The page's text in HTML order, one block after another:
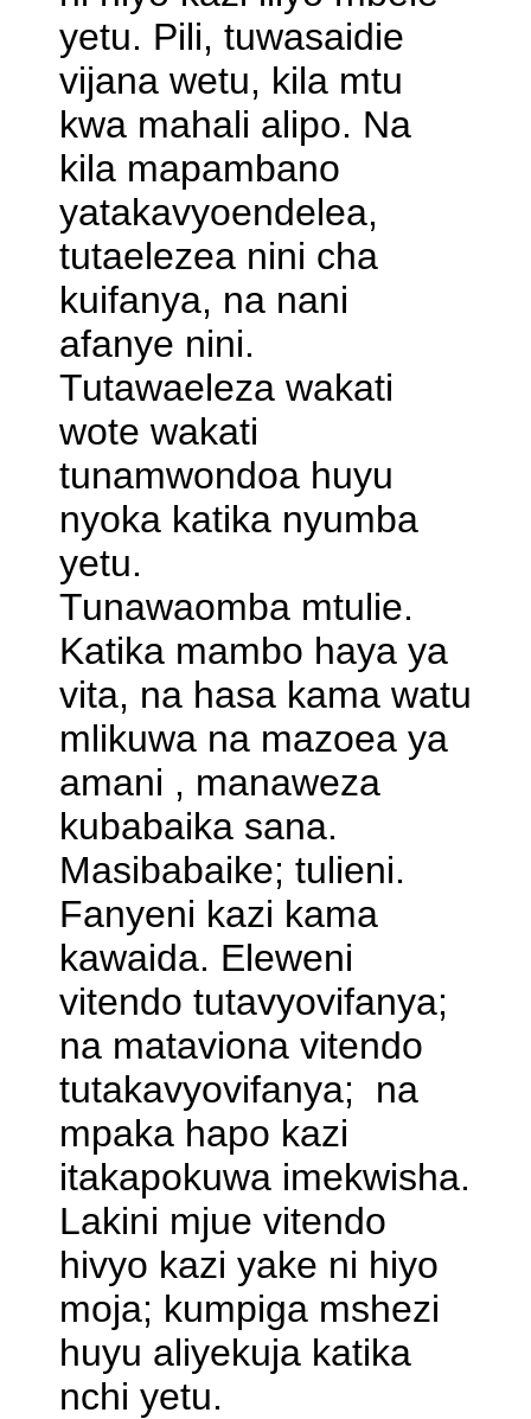
yetu. Pili, tuwasaidie
vijana wetu, kila mtu
kwa mahali alipo. Na
kila mapambano
yatakavyoendelea,
tutaelezea nini cha
kuifanya, na nani
afanye nini.
Tutawaeleza wakati
wote wakati
tunamwondoa huyu
nyoka katika nyumba
yetu.
Tunawaomba mtulie.
Katika mambo haya ya
vita, na hasa kama watu
mlikuwa na mazoea ya
amani , manaweza
kubabaika sana.
Masibabaike; tulieni.
Fanyeni kazi kama
kawaida. Eleweni
vitendo tutavyovifanya;
na mataviona vitendo
tutakavyovifanya; na
mpaka hapo kazi
itakapokuwa imekwisha.
Lakini mjue vitendo
hivyo kazi yake ni hiyo
moja; kumpiga mshezi
huyu aliyekuja katika
nchi yetu.